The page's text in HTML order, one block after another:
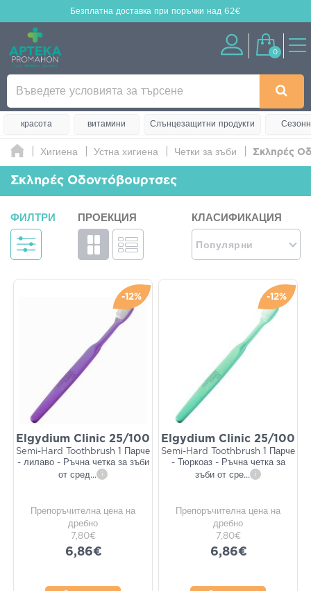
Безплатна доставка при поръчки над 62€
0
красота витамини Слънцезащитни продукти
Хигиена Устна хигиена Четки за зъби Σκληρές
Σκληρές Οδοντόβουρτσες
ФИЛТРИ ПРОЕКЦИЯ КЛАСИФИКАЦИЯ
Популярни
-12%
Elgydium Clinic 25/100
Semi-Hard Toothbrush 1 Парче
- лилаво - Ръчна четка за зъби
от сред... i
Препоръчителна цена на
дребно
7,80€
6,86€
-12%
Elgydium Clinic 25/100
Semi-Hard Toothbrush 1 Парче
- Тюркоаз - Ръчна четка за
зъби от сре... i
Препоръчителна цена на
дребно
7,80€
6,86€